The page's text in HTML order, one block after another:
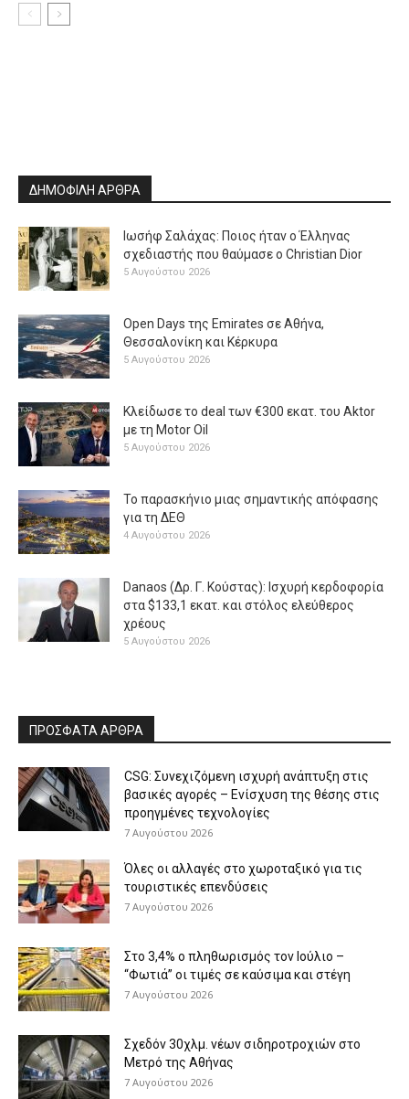
ΔΗΜΟΦΙΛΗ ΑΡΘΡΑ
Ιωσήφ Σαλάχας: Ποιος ήταν ο Έλληνας
σχεδιαστής που θαύμασε ο Christian Dior
5 Αυγούστου 2026
Open Days της Emirates σε Αθήνα,
Θεσσαλονίκη και Κέρκυρα
5 Αυγούστου 2026
Κλείδωσε το deal των €300 εκατ. του Aktor
με τη Μotor Oil
5 Αυγούστου 2026
Το παρασκήνιο μιας σημαντικής απόφασης
για τη ΔΕΘ
4 Αυγούστου 2026
Danaos (Δρ. Γ. Κούστας): Ισχυρή κερδοφορία
στα $133,1 εκατ. και στόλος ελεύθερος
χρέους
5 Αυγούστου 2026
ΠΡΟΣΦΑΤΑ ΑΡΘΡΑ
CSG: Συνεχιζόμενη ισχυρή ανάπτυξη στις
βασικές αγορές – Ενίσχυση της θέσης στις
προηγμένες τεχνολογίες
7 Αυγούστου 2026
Όλες οι αλλαγές στο χωροταξικό για τις
τουριστικές επενδύσεις
7 Αυγούστου 2026
Στο 3,4% ο πληθωρισμός τον Ιούλιο –
“Φωτιά” οι τιμές σε καύσιμα και στέγη
7 Αυγούστου 2026
Σχεδόν 30χλμ. νέων σιδηροτροχιών στο
Μετρό της Αθήνας
7 Αυγούστου 2026